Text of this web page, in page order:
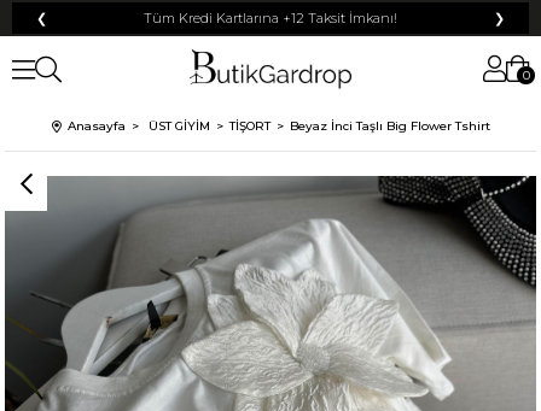
❮ Tüm Kredi Kartlarına +12 Taksit İmkanı! ❯
0
Anasayfa ÜST GİYİM TİŞORT Beyaz İnci Taşlı Big Flower Tshirt
% 10
% 15
% 20
KARGO
250 TL
500 TL
50 TL
% 5
Mayıs Sürprizi!
Çarkı çevir ve fırsatı yakala !